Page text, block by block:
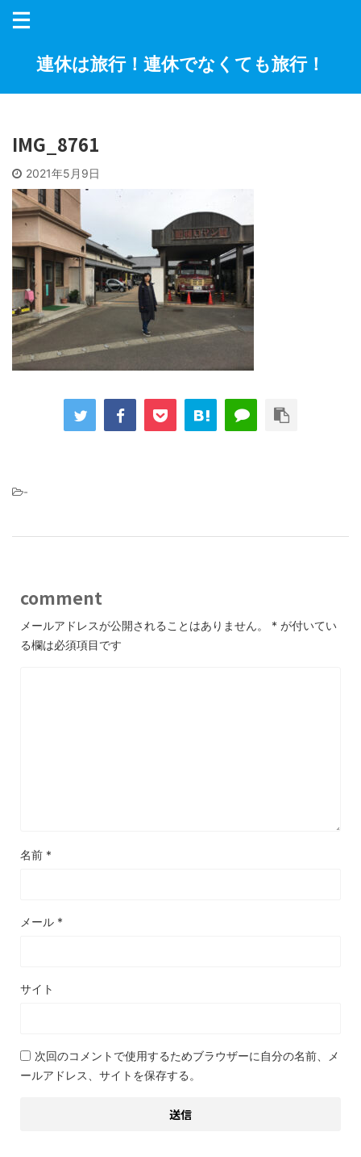
連休は旅行！連休でなくても旅行！
IMG_8761
2021年5月9日
-
comment
メールアドレスが公開されることはありません。 * が付いてい
る欄は必須項目です
名前 *
メール *
サイト
次回のコメントで使用するためブラウザーに自分の名前、メ
ールアドレス、サイトを保存する。